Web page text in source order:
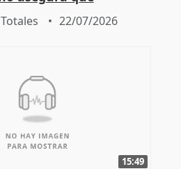
muy presente" en la
22/07/2026
15:49